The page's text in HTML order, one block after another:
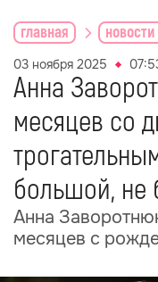
главная
03 ноября 2025
Анна
месяцев со
большой, не
Анна
месяцев с